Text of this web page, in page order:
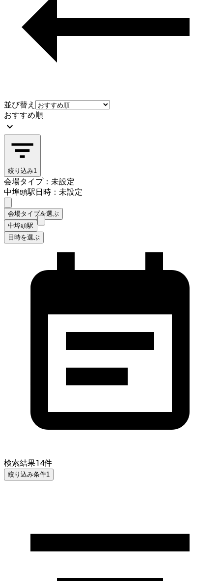
並び替え
おすすめ順
絞り込み1
会場タイプ：未設定
中埠頭駅日時：未設定
会場タイプを選ぶ
中埠頭駅
日時を選ぶ
検索結果14件
絞り込み条件1